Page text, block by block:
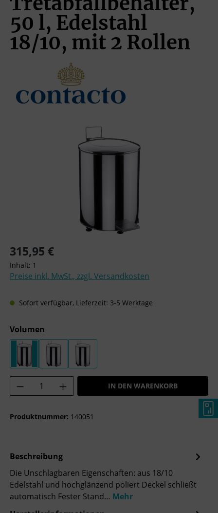
50 l, Edelstahl
18/10, mit 2 Rollen
Bildergalerie überspringen
Regulärer Preis:
315,95 €
Inhalt: 1
Preise inkl. MwSt., zzgl. Versandkosten
Sofort verfügbar, Lieferzeit: 3-5 Werktage
Volumen
50 LITER 70 LITER
Produkt Anzahl: Gib den gewünschten
IN DEN WARENKORB
Produktnummer: 140051
Beschreibung
Die Unschlagbaren Eigenschaften: aus 18/10
Edelstahl und hochglänzend poliert Deckel schließt
automatisch Fester Stand… Mehr